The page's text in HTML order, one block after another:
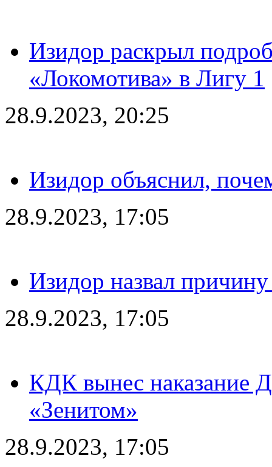
Изидор раскрыл
«Локомотива» в Лигу 1
28.9.2023, 20:25
Изидор объяснил,
28.9.2023, 17:05
Изидор назвал
28.9.2023, 17:05
КДК вынес наказание
«Зенитом»
28.9.2023, 17:05